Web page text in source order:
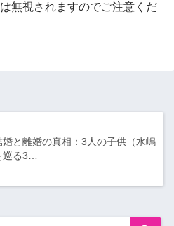
無視されますのでご注意くだ
婚と離婚の真相：3人の子供（水嶋
る3…